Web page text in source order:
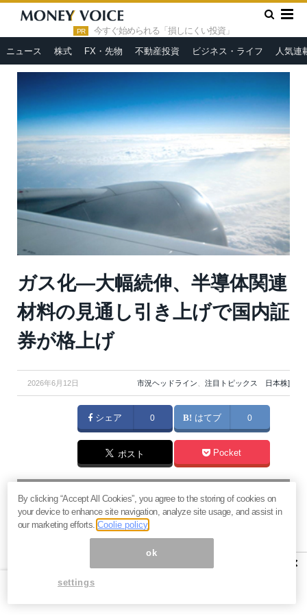
PR 今すぐ始められる「損しにくい投資」
ニュース 株式 FX・先物 不動産投資 ビジネス・ライフ 人気連
HOME » 市況ヘッドライン
ガス化—大幅続伸、半導体関連材
料の見通し引き上げで国内証券が格上げ
ガス化—大幅続伸、半導体関連
材料の見通し引き上げで国内証
券が格上げ
2026年6月12日 市況ヘッドライン、 注目トピックス 日本株]
シェア 0 はてブ 0
ポスト Pocket
急騰後に急落「パワーエックス」株は買いか？蓄電池銘柄の
将来性とリスク
過去最高益「サンリオ」は買いか？決算で見えた“強い事
度と投資戦略
×
By clicking “Accept All Cookies”, you agree to the storing of cookies on
your device to enhance site navigation, analyze site usage, and assist in
our marketing efforts.Coolie policy
ok
settings